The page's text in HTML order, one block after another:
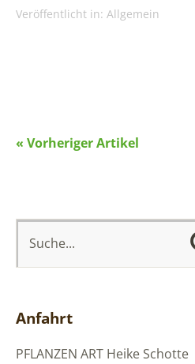
Veröffentlicht in: Allgemein
« Vorheriger Artikel
Anfahrt
PFLANZEN ART Heike Schotte